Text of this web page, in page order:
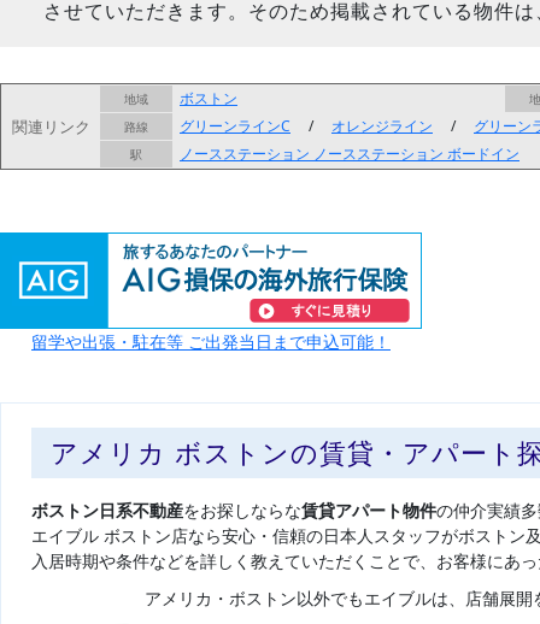
させていただきます。そのため掲載されている物件
関連リンク
地域 ボストン
路線
グリーンラインC / オレンジライン / グリーン
駅 ノースステーション ノースステーション ボードイン
留学や出張・駐在等 ご出発当日まで申込可能！
アメリカ ボストンの賃貸・アパート
ボストン日系不動産をお探しならな賃貸アパート物件の仲介実績
エイブル ボストン店なら安心・信頼の日本人スタッフがボストン
入居時期や条件などを詳しく教えていただくことで、お客様にあ
アメリカ・ボストン以外でもエイブルは、店舗展